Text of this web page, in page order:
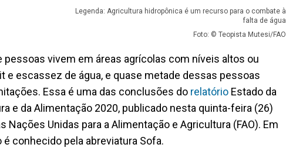
Legenda: Agricultura hidropônica é um recurso para o combate à
falta de água
Foto: © Teopista Mutesi/FAO
pessoas vivem em áreas agrícolas com níveis altos ou
e escassez de água, e quase metade dessas pessoas
Essa é uma das conclusões do relatório Estado da
e da Alimentação 2020, publicado nesta quinta-feira (26)
Nações Unidas para a Alimentação e Agricultura (FAO). Em
conhecido pela abreviatura Sofa.